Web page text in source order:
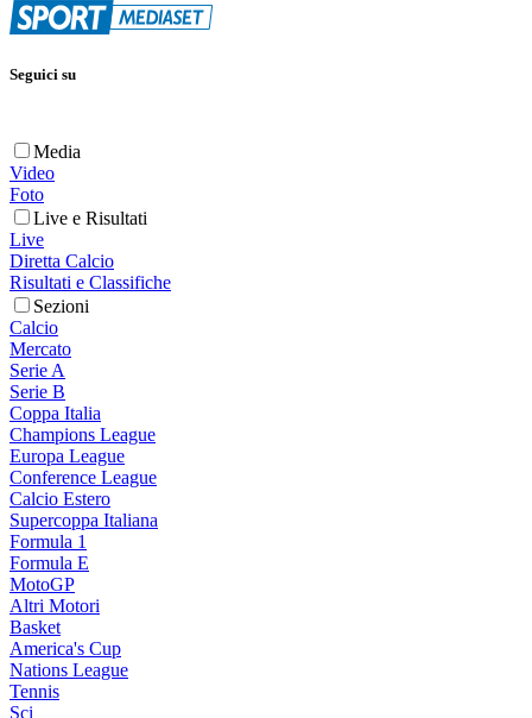
Seguici su
Media
Video
Foto
Live e Risultati
Live
Diretta Calcio
Risultati e Classifiche
Sezioni
Calcio
Mercato
Serie A
Serie B
Coppa Italia
Champions League
Europa League
Conference League
Calcio Estero
Supercoppa Italiana
Formula 1
Formula E
MotoGP
Altri Motori
Basket
America's Cup
Nations League
Tennis
Sci